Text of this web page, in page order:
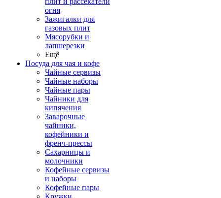
огня
Зажигалки для
газовых плит
Мясорубки и
лапшерезки
Ещё
Посуда для чая и кофе
Чайные сервизы
Чайные наборы
Чайные пары
Чайники для
кипячения
Заварочные
чайники,
кофейники и
френч-прессы
Сахарницы и
молочники
Кофейные сервизы
и наборы
Кофейные пары
Кружки